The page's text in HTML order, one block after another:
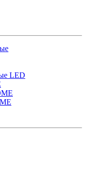
LED